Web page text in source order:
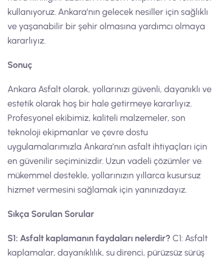
kullanıyoruz. Ankara’nın gelecek nesiller için sağlıklı
ve yaşanabilir bir şehir olmasına yardımcı olmaya
kararlıyız.
Sonuç
Ankara Asfalt olarak, yollarınızı güvenli, dayanıklı ve
estetik olarak hoş bir hale getirmeye kararlıyız.
Profesyonel ekibimiz, kaliteli malzemeler, son
teknoloji ekipmanlar ve çevre dostu
uygulamalarımızla Ankara’nın asfalt ihtiyaçları için
en güvenilir seçiminizdir. Uzun vadeli çözümler ve
mükemmel destekle, yollarınızın yıllarca kusursuz
hizmet vermesini sağlamak için yanınızdayız.
Sıkça Sorulan Sorular
S1: Asfalt kaplamanın faydaları nelerdir? C1: Asfalt
kaplamalar, dayanıklılık, su direnci, pürüzsüz sürüş